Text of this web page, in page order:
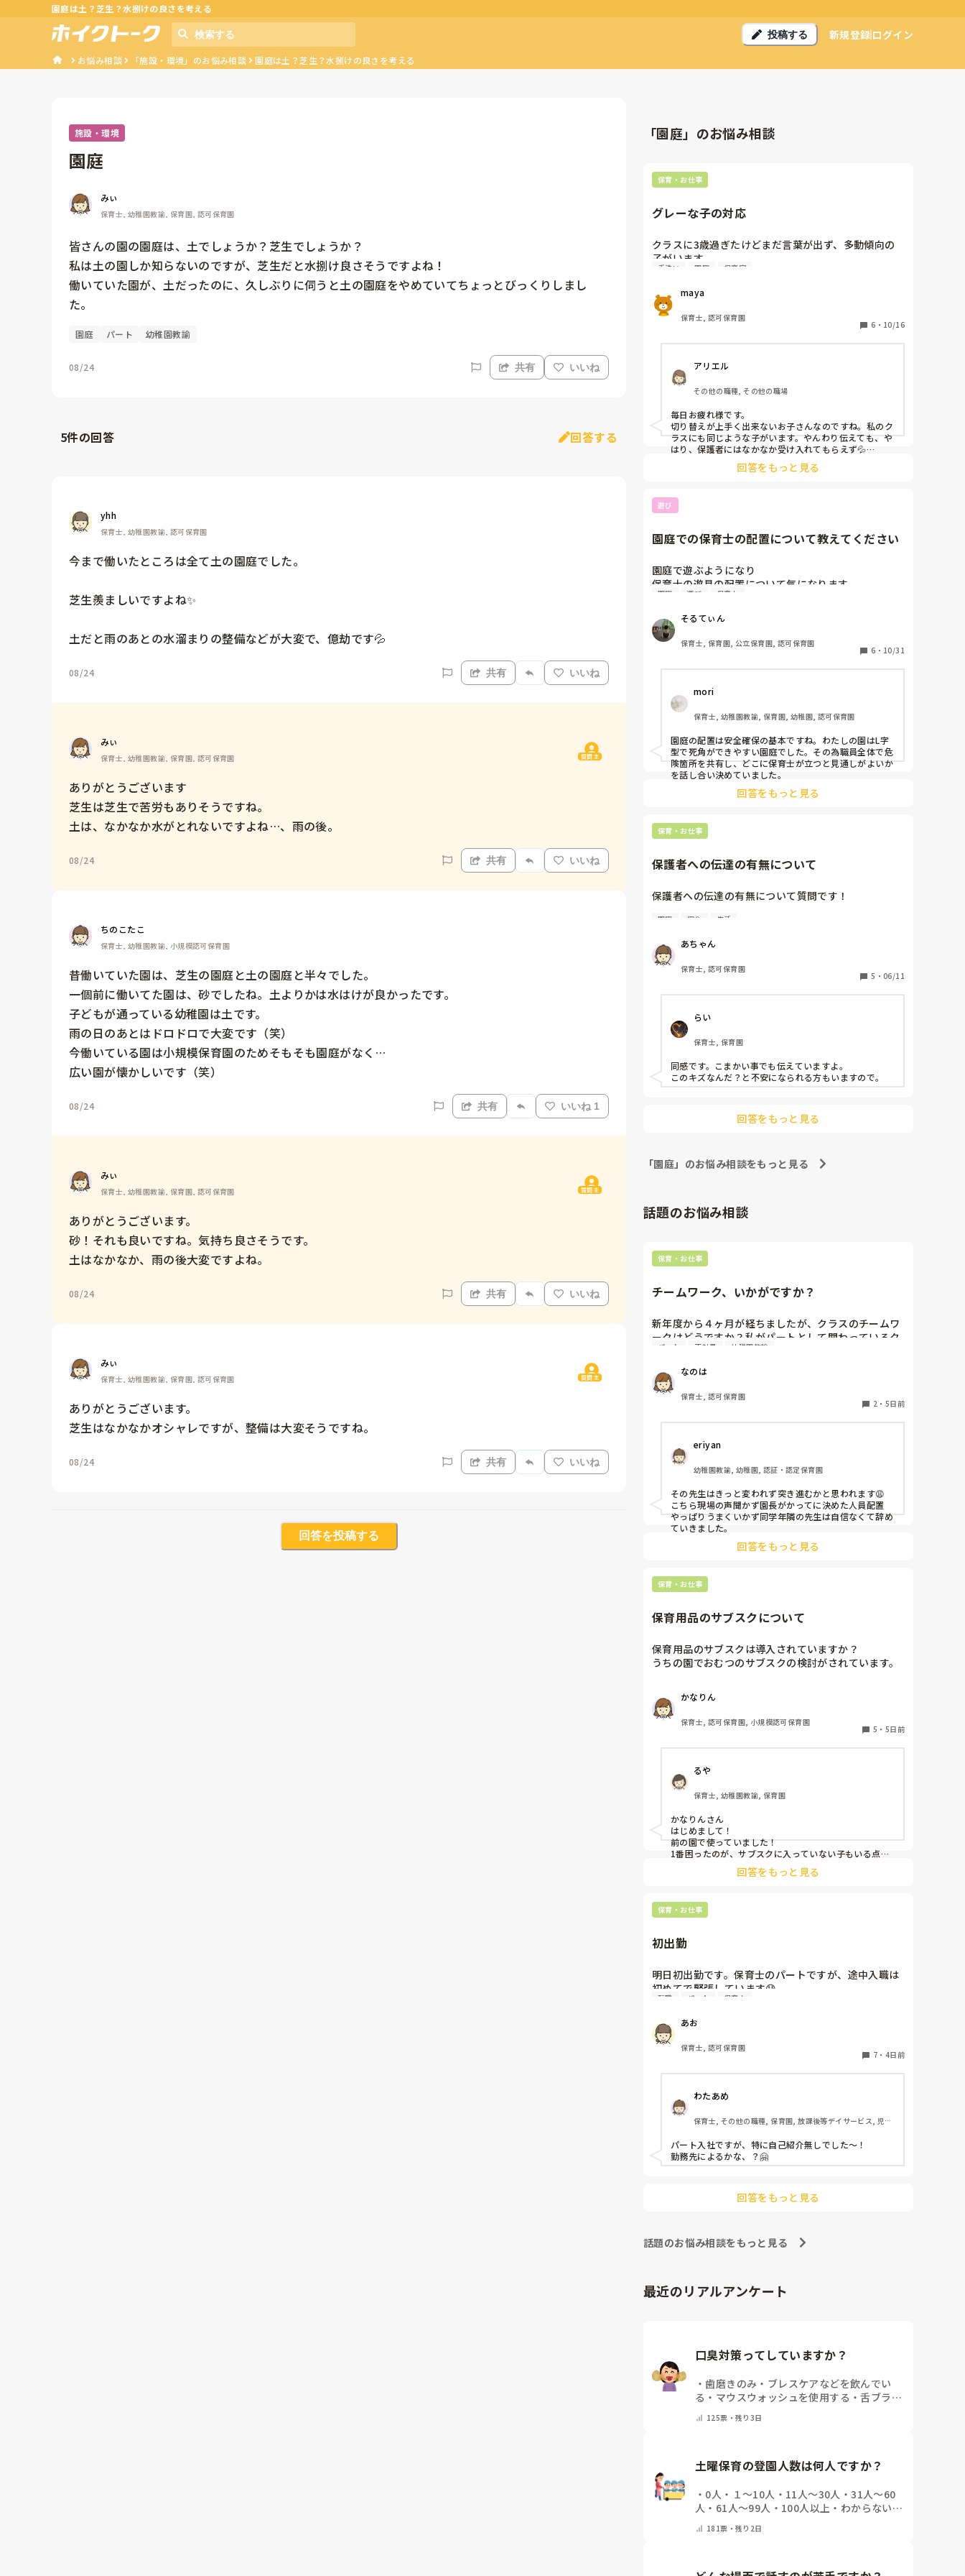
園庭は土？芝生？水捌けの良さを考える
投稿する 新規登録ログイン
お悩み相談 「施設・環境」のお悩み相談 園庭は土？芝生？水捌けの良さを考える
施設・環境
園庭
みぃ
保育士, 幼稚園教諭, 保育園, 認可保育園
皆さんの園の園庭は、土でしょうか？芝生でしょうか？
私は土の園しか知らないのですが、芝生だと水捌け良さそうですよね！
働いていた園が、土だったのに、久しぶりに伺うと土の園庭をやめていてちょっとびっくりしまし
た。
園庭 パート 幼稚園教諭
08/24 共有 いいね
5件の回答 回答する
yhh
保育士, 幼稚園教諭, 認可保育園
今まで働いたところは全て土の園庭でした。
芝生羨ましいですよね✨
土だと雨のあとの水溜まりの整備などが大変で、億劫です💦
08/24 共有 いいね
みぃ
保育士, 幼稚園教諭, 保育園, 認可保育園 質問主
ありがとうございます
芝生は芝生で苦労もありそうですね。
土は、なかなか水がとれないですよね…、雨の後。
08/24 共有 いいね
ちのこたこ
保育士, 幼稚園教諭, 小規模認可保育園
昔働いていた園は、芝生の園庭と土の園庭と半々でした。
一個前に働いてた園は、砂でしたね。土よりかは水はけが良かったです。
子どもが通っている幼稚園は土です。
雨の日のあとはドロドロで大変です（笑）
今働いている園は小規模保育園のためそもそも園庭がなく…
広い園が懐かしいです（笑）
08/24 共有 いいね 1
みぃ
保育士, 幼稚園教諭, 保育園, 認可保育園 質問主
ありがとうございます。
砂！それも良いですね。気持ち良さそうです。
土はなかなか、雨の後大変ですよね。
08/24 共有 いいね
みぃ
保育士, 幼稚園教諭, 保育園, 認可保育園 質問主
ありがとうございます。
芝生はなかなかオシャレですが、整備は大変そうですね。
08/24 共有 いいね
回答を投稿する
「園庭」のお悩み相談
保育・お仕事
グレーな子の対応
クラスに3歳過ぎたけどまだ言葉が出ず、多動傾向の
子がいます。
園庭から部屋に入る時も切り替えられず、廊下で大泣
ずーっと水を触ってやめさせると癇癪をおこしたり、
給食も白米以外食べなかったりして、心配です。
やんわりお母さんに伝えたらイヤイヤ期だから。と言
って特に心配もしていない様子です。
このまま成長を見守るしかないのでしょうか？
手洗い 園庭 保育室
maya
保育士, 認可保育園
6 ・ 10/16
アリエル
その他の職種, その他の職場
毎日お疲れ様です。
切り替えが上手く出来ないお子さんなのですね。私のク
ラスにも同じような子がいます。やんわり伝えても、や
はり、保護者にはなかなか受け入れてもらえず💦
色々な園を巡回している発達心理士の先生にみてもらっ
達の遅れを話しながら、でも、保育士が1人つく事で気
持ちが切り替えられたなど、前向きの表現の中にも個別
てくれる専門機関を紹介したりしました。
そこから、保育士体験に来てもらい、実際に見てもらい
ました。体験とはいっても、最初は隠れて子どもの実際
の様子を見ていただきながら、隣で保育士が他の子ども
子どもと遊ぶ時間を設けました。
実際にみてもらうことで、周りの子との成長の違いを明
らかに感じとってもらうことができました。出来たら、
両親で来てもらえると、夫婦で共通理解していただけて
良かったです。
最初は周りの子との成長の差に、ショックを受けたりす
る姿も、見られたり、伝え方によっては嫌悪感を感じる
保護者もいられると思うので、やはり、信頼関係を築い
ておく事が、とても大事だと思います。
mayaさんの大変さが、自分の事のように感じられ、長
文になってしました💦
回答をもっと見る
遊び
園庭での保育士の配置について教えてください
園庭で遊ぶようになり
保育士の遊具の配置について気になります。
異動前は１つの遊具に最低1人は保育士がつく
今の園は誰もついてない遊具もあり、、、
みなさんの園の園庭の配置のルール？を教えていただ
きたいです！
園庭 遊び 保育士
そるてぃん
保育士, 保育園, 公立保育園, 認可保育園
6 ・ 10/31
mori
保育士, 幼稚園教諭, 保育園, 幼稚園, 認可保育園
園庭の配置は安全確保の基本ですね。わたしの園はL字
型で死角ができやすい園庭でした。その為職員全体で危
険箇所を共有し、どこに保育士が立つと見通しがよいか
を話し合い決めていました。
回答をもっと見る
保育・お仕事
保護者への伝達の有無について
保護者への伝達の有無について質問です！
私は小さな事でも伝達しようと思っています。
冷やしたり(跡にはなっていなくても)。
年長児で自分で話せるから伝達しなくて大丈夫、とい
うスタンスも理解できないわけではないですが、保護
者としては子どもから聞くより先生から聞いた方が気
みなさんの園での保護者への伝達は、どのようにされ
ていますか？
園庭 安全 生活
あちゃん
保育士, 認可保育園
5 ・ 06/11
らい
保育士, 保育園
同感です。こまかい事でも伝えていますよ。
このキズなんだ？と不安になられる方もいますので。
回答をもっと見る
「園庭」のお悩み相談をもっと見る
話題のお悩み相談
保育・お仕事
チームワーク、いかがですか？
新年度から４ヶ月が経ちましたが、クラスのチームワ
ークはどうですか？私がパートとして関わっているク
ラスでは、正社員の連携が取れておらずギクシャクし
でいる職員の出る幕がないという形です。もう少しチ
ーム保育が出来たら肩の力が抜けて楽なんじゃないか
なぁと思います。
パート 正社員 幼稚園教諭
なのは
保育士, 認可保育園
2 ・ 5日前
eriyan
幼稚園教諭, 幼稚園, 認証・認定保育園
その先生はきっと変われず突き進むかと思われます😩
こちら現場の声聞かず園長がかってに決めた人員配置
やっぱりうまくいかず同学年隣の先生は自信なくて辞め
ていきました。
回答をもっと見る
保育・お仕事
保育用品のサブスクについて
保育用品のサブスクは導入されていますか？
うちの園でおむつのサブスクの検討がされています。
またおむつ以外のサブスク何かされてるところがあれ
ば教えてください
かなりん
保育士, 認可保育園, 小規模認可保育園
5 ・ 5日前
るや
保育士, 幼稚園教諭, 保育園
かなりんさん
はじめまして！
前の園で使っていました！
1番困ったのが、サブスクに入っていない子もいる点で
した。強制は出来ないため(収入の問題やオムツ外れそ
うな子とかもいるので)この子はサブスク、この子はロ
メリットはオムツ忘れがないことと、名前の記載漏れで
回答をもっと見る
保育・お仕事
初出勤
明日初出勤です。保育士のパートですが、途中入職は
初めてで緊張しています😓
子どもの前で自己紹介とかあったりするんでしょう
転職 パート 保育士
あお
保育士, 認可保育園
7 ・ 4日前
わたあめ
保育士, その他の職種, 保育園, 放課後等デイサービス, 児童
パート入社ですが、特に自己紹介無しでした〜！
勤務先によるかな、？🤗
回答をもっと見る
話題のお悩み相談をもっと見る
最近のリアルアンケート
口臭対策ってしていますか？
・歯磨きのみ ・ ブレスケアなどを飲んでい
る ・ マウスウォッシュを使用する ・舌ブラシ
気にしたことない
125票・残り3日
土曜保育の登園人数は何人ですか？
・ 0人 ・ １～10人 ・ 11人～30人 ・31人～60
人 ・ 61人～99人 ・ 100人以上 ・ わからない、
下さい)
181票・残り2日